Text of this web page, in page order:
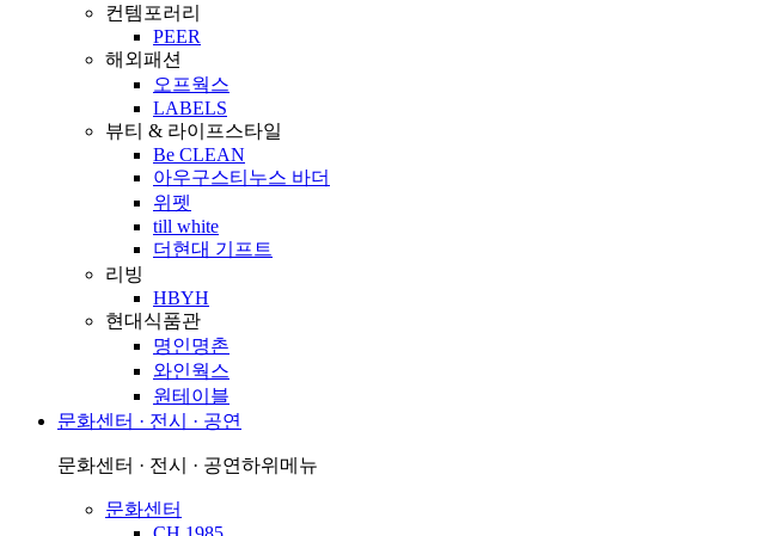
컨템포러리
PEER
해외패션
오프웍스
LABELS
뷰티 & 라이프스타일
Be CLEAN
아우구스티누스 바더
위펫
till white
더현대 기프트
리빙
HBYH
현대식품관
명인명촌
와인웍스
원테이블
문화센터 · 전시 · 공연
문화센터 · 전시 · 공연하위메뉴
문화센터